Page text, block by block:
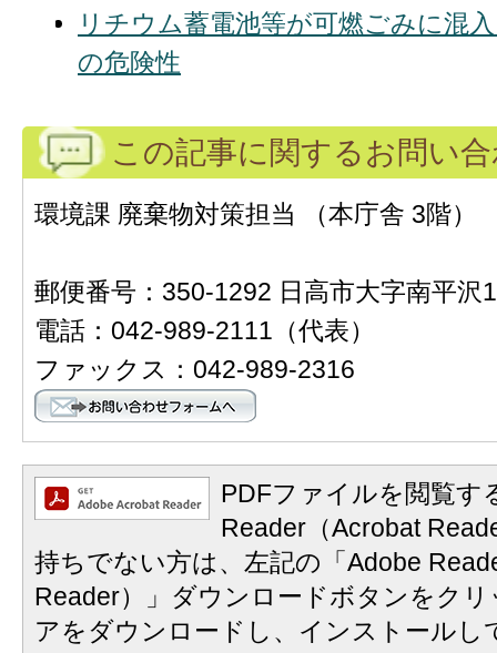
リチウム蓄電池等が可燃ごみに混
の危険性
この記事に関するお問い
環境課 廃棄物対策担当 （本庁舎 3階）
郵便番号：350-1292 日高市大字南平沢
電話：042-989-2111（代表）
ファックス：042-989-2316
PDFファイルを閲覧す
Reader（Acrobat
持ちでない方は、左記の「Adobe
Reader）」ダウンロードボタンをク
アをダウンロードし、インストールし